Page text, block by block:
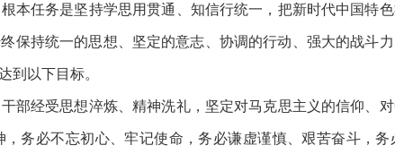
本任务是坚持学思用贯通、知信行统一，把新时代中国特
保持统一的思想、坚定的意志、协调的行动、强大的战斗
到以下目标。
部经受思想淬炼、精神洗礼，坚定对马克思主义的信仰、
务必不忘初心、牢记使命，务必谦虚谨慎、艰苦奋斗，